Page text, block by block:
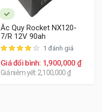
Ắc Quy Rocket NX120-
7/R 12V 90ah
1 đánh giá
Giá đổi bình: 1,900,000 ₫
Giá niêm yết: 2,100,000 ₫